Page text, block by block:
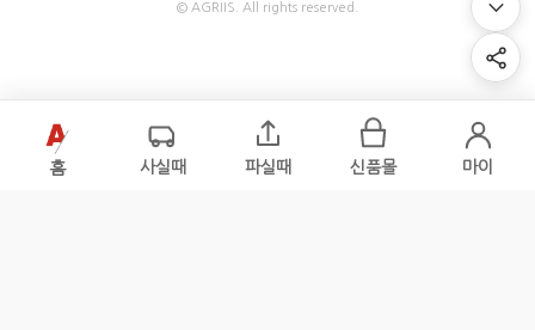
© AGRIIS. All rights reserved.
홈 사실때 파실때 신품몰 마이